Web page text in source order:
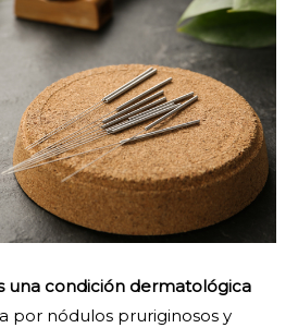
una condición dermatológica
por nódulos pruriginosos y